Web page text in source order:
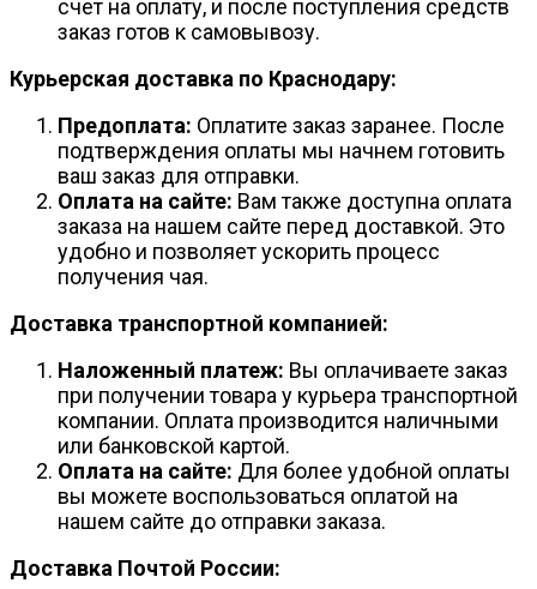
счет на оплату, и после поступления средств
заказ готов к самовывозу.
Курьерская доставка по Краснодару:
Предоплата: Оплатите заказ заранее. После
подтверждения оплаты мы начнем готовить
ваш заказ для отправки.
Оплата на сайте: Вам также доступна оплата
заказа на нашем сайте перед доставкой. Это
удобно и позволяет ускорить процесс
получения чая.
Доставка транспортной компанией:
Наложенный платеж: Вы оплачиваете заказ
при получении товара у курьера транспортной
компании. Оплата производится наличными
или банковской картой.
Оплата на сайте: Для более удобной оплаты
вы можете воспользоваться оплатой на
нашем сайте до отправки заказа.
Доставка Почтой России: